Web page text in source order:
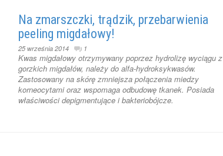
Na zmarszczki, trądzik, przebarwienia
peeling migdałowy!
25 września 2014 1
Kwas migdałowy otrzymywany poprzez hydrolizę wyciągu z
gorzkich migdałów, należy do alfa-hydroksykwasów.
Zastosowany na skórę zmniejsza połączenia miedzy
korneocytami oraz wspomaga odbudowę tkanek. Posiada
właściwości depigmentujące i bakteriobójcze.